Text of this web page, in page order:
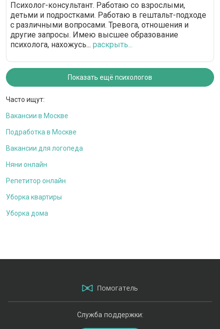
Психолог-консультант. Работаю со взрослыми,
детьми и подростками. Работаю в гештальт-подходе
с различными вопросами. Тревога, отношения и
другие запросы. Имею высшее образование
психолога, нахожусь... раскрыть...
Показать ещё психологов
Часто ищут:
Вакансии в Москве
Подработка в Москве
Вакансии для логопеда
Няни онлайн
Репетитор онлайн
Уборка квартиры
Уборка дома
Помогатель
Служба поддержки: